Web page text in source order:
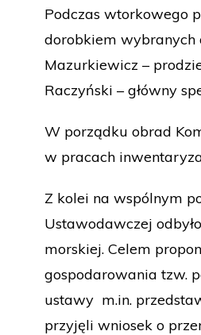
Podczas wtorkowego
dorobkiem wybranych
Mazurkiewicz –
Raczyński – główny
W porządku obrad
w pracach
Z kolei na wspólnym
Ustawodawczej
morskiej. Celem
gospodarowania tzw.
ustawy m.in.
przyjęli wniosek o